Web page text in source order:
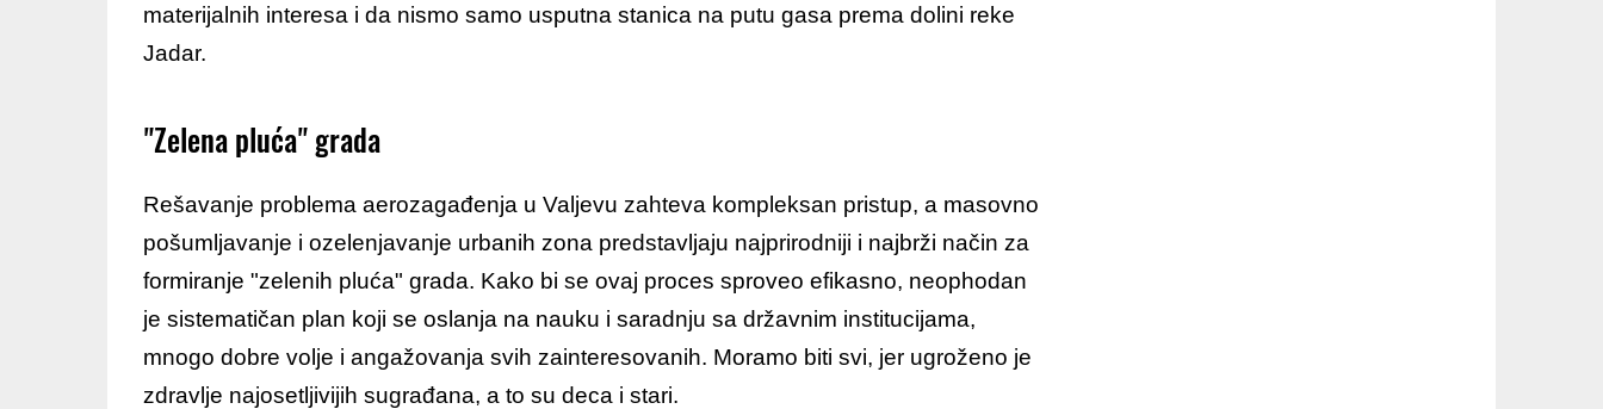
materijalnih interesa i da nismo samo usputna stanica na putu gasa prema dolini reke
Jadar.
"Zelena pluća" grada
Rešavanje problema aerozagađenja u Valjevu zahteva kompleksan pristup, a masovno
pošumljavanje i ozelenjavanje urbanih zona predstavljaju najprirodniji i najbrži način za
formiranje "zelenih pluća" grada. Kako bi se ovaj proces sproveo efikasno, neophodan
je sistematičan plan koji se oslanja na nauku i saradnju sa državnim institucijama,
mnogo dobre volje i angažovanja svih zainteresovanih. Moramo biti svi, jer ugroženo je
zdravlje najosetljivijih sugrađana, a to su deca i stari.